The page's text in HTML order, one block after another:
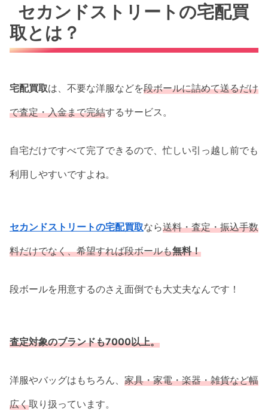
セカンドストリートの宅配買
取とは？
宅配買取は、不要な洋服などを段ボールに詰めて送るだけ
で査定・入金まで完結するサービス。
自宅だけですべて完了できるので、忙しい引っ越し前でも
利用しやすいですよね。
セカンドストリートの宅配買取なら送料・査定・振込手数
料だけでなく、希望すれば段ボールも無料！
段ボールを用意するのさえ面倒でも大丈夫なんです！
査定対象のブランドも7000以上。
洋服やバッグはもちろん、 家具・家電・楽器・雑貨など幅
広く取り扱っています。